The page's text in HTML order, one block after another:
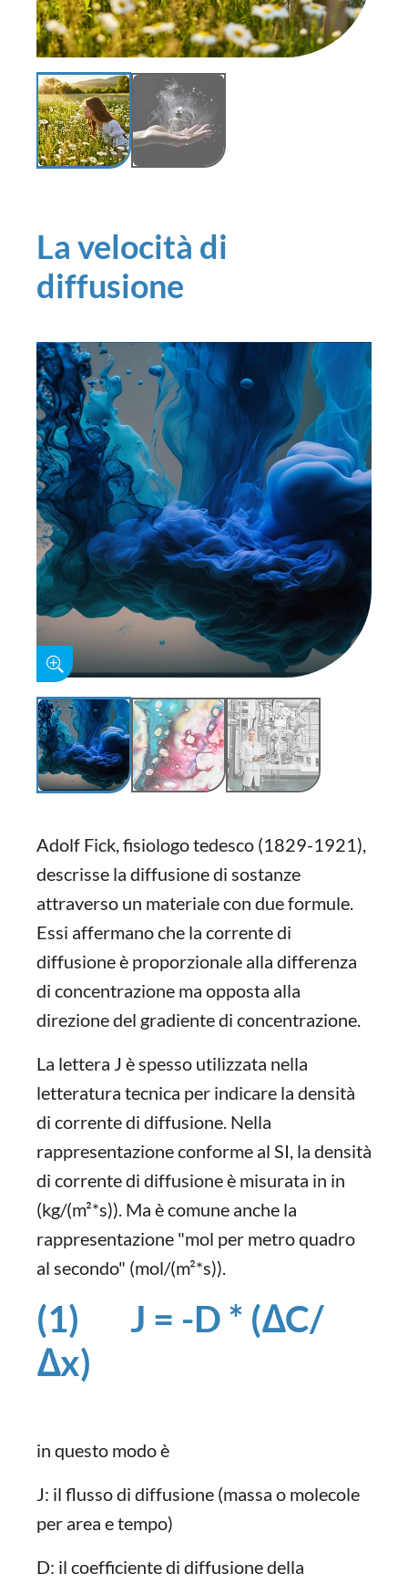
La velocità di
diffusione
Adolf Fick, fisiologo tedesco (1829-1921),
descrisse la diffusione di sostanze
attraverso un materiale con due formule.
Essi affermano che la corrente di
diffusione è proporzionale alla differenza
di concentrazione ma opposta alla
direzione del gradiente di concentrazione.
La lettera J è spesso utilizzata nella
letteratura tecnica per indicare la densità
di corrente di diffusione. Nella
rappresentazione conforme al SI, la densità
di corrente di diffusione è misurata in in
(kg/(m²*s)). Ma è comune anche la
rappresentazione "mol per metro quadro
al secondo" (mol/(m²*s)).
(1) J = -D * (ΔC/
Δx)
in questo modo è
J: il flusso di diffusione (massa o molecole
per area e tempo)
D: il coefficiente di diffusione della